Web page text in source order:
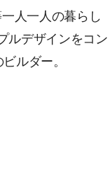
人一人の暮らし
ルデザインをコン
ルダー。